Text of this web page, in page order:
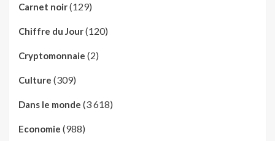
Carnet noir(129)
Chiffre du Jour(120)
Cryptomonnaie (2)
Culture (309)
Dans le monde (3 618)
Economie (988)